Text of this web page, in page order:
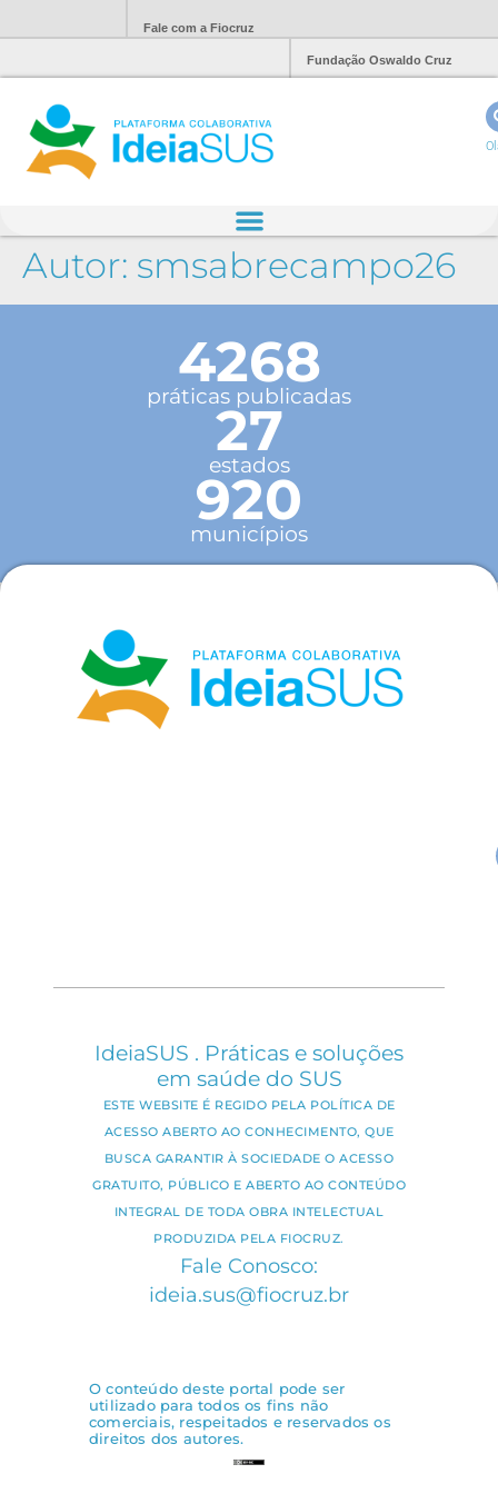
Fale com a Fiocruz
Fundação Oswaldo Cruz
Autor: smsabrecampo26
4268
práticas publicadas
27
estados
920
municípios
IdeiaSUS . Práticas e soluções
em saúde do SUS
ESTE WEBSITE É REGIDO PELA POLÍTICA DE
ACESSO ABERTO AO CONHECIMENTO, QUE
BUSCA GARANTIR À SOCIEDADE O ACESSO
GRATUITO, PÚBLICO E ABERTO AO CONTEÚDO
INTEGRAL DE TODA OBRA INTELECTUAL
PRODUZIDA PELA FIOCRUZ.
Fale Conosco:
ideia.sus@fiocruz.br
O conteúdo deste portal pode ser
utilizado para todos os fins não
comerciais, respeitados e reservados os
direitos dos autores.